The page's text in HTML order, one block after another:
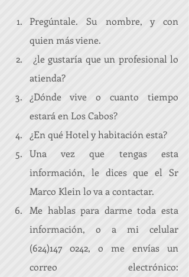
Pregúntale. Su nombre, y con
quien más viene.
atienda?
¿Dónde vive o cuanto tiempo
estará en Los Cabos?
¿En qué Hotel y habitación esta?
Una vez que tengas esta
información, le dices que el Sr
Marco Klein lo va a contactar.
Me hablas para darme toda esta
información, o a mi celular
(624)147 0242, o me envías un